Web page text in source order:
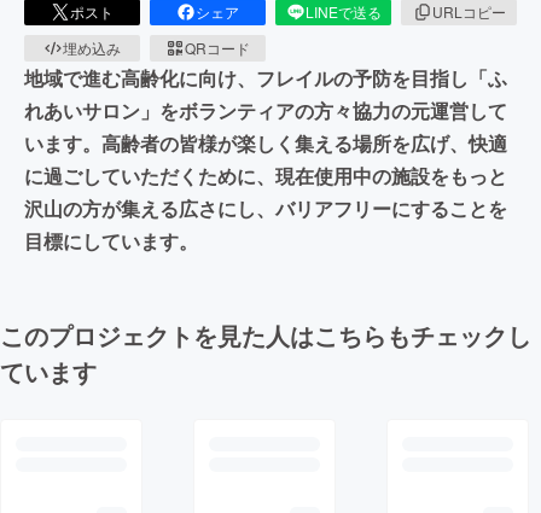
ポスト シェア LINEで送る
URLコピー
埋め込み
QRコード
地域で進む高齢化に向け、フレイルの予防を目指し「ふ
れあいサロン」をボランティアの方々協力の元運営して
います。高齢者の皆様が楽しく集える場所を広げ、快適
に過ごしていただくために、現在使用中の施設をもっと
沢山の方が集える広さにし、バリアフリーにすることを
目標にしています。
このプロジェクトを見た人はこちらもチェックし
ています